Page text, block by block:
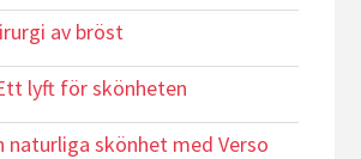
av bröst
lyft för skönheten
naturliga skönhet med Verso